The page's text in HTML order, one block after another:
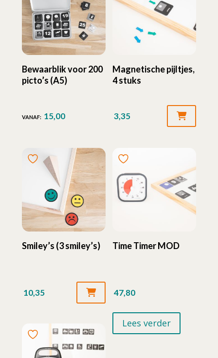
Bewaarblik voor 200
picto’s (A5)
VANAF: 15,00
Magnetische pijltjes,
4 stuks
3,35
Smiley’s (3 smiley’s)
10,35
Time Timer MOD
47,80
Lees verder